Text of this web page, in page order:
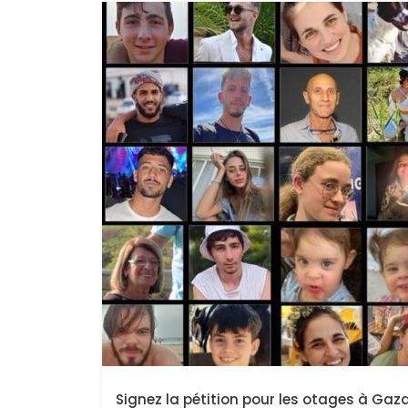
Signez la pétition pour les otages à